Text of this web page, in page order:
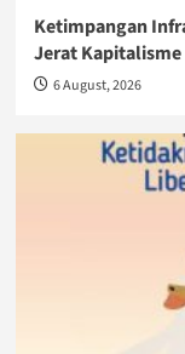
Ketimpangan
Jerat Kapitalisme
6 August, 2026